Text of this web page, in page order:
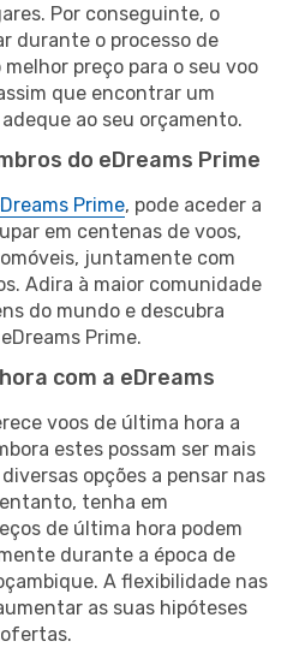
Por conseguinte, o
durante o processo de
preço para o seu voo
que encontrar um
ao seu orçamento.
do eDreams Prime
Prime, pode aceder a
em centenas de voos,
juntamente com
Adira à maior comunidade
do mundo e descubra
Prime.
com a eDreams
voos de última hora a
estes possam ser mais
opções a pensar nas
tenha em
de última hora podem
durante a época de
A flexibilidade nas
as suas hipóteses